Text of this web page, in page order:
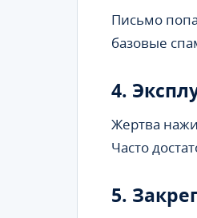
Письмо
базовые
4.
Жертва
Часто
5.